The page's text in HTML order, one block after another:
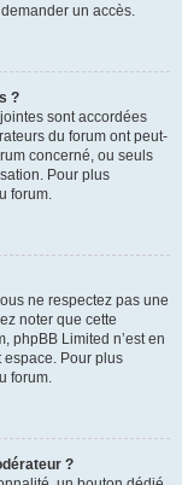
un accès.
?
sont accordées
du forum ont peut-
concerné, ou seuls
Pour plus
forum.
ne respectez pas une
noter que cette
phpBB Limited n’est en
Pour plus
forum.
?